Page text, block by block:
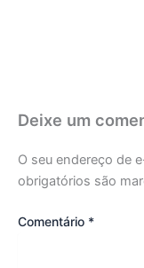
Deixe um
O seu endereço de
obrigatórios são
Comentário *